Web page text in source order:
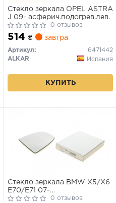
Стекло зеркала OPEL ASTRA
J 09- асферич.подогрев.лев.
0 отзывов
514 ₴ завтра
Артикул:
6471442
ALKAR
Испания
КУПИТЬ
Стекло зеркала BMW X5/X6
E70/E71 07-
асферич.подогрев лев.
0 отзывов